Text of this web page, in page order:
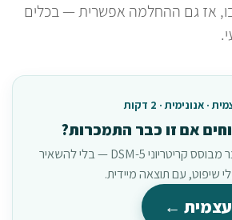
אז גם ההחלמה אפשרית — בכלים
אנונימית · 2 דקות
אם זו כבר התמכרות?
שאלון קצר מבוסס קריטריוני DSM-5 — בלי להשאיר
שיפוט, עם תוצאה מיידית.
←